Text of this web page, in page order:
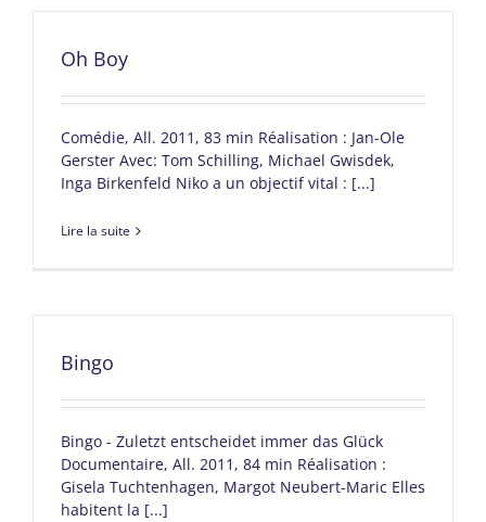
Oh Boy
Comédie, All. 2011, 83 min Réalisation : Jan-Ole
Gerster Avec: Tom Schilling, Michael Gwisdek,
Inga Birkenfeld Niko a un objectif vital : [...]
Lire la suite
Bingo
Bingo - Zuletzt entscheidet immer das Glück
Documentaire, All. 2011, 84 min Réalisation :
Gisela Tuchtenhagen, Margot Neubert-Maric Elles
habitent la [...]